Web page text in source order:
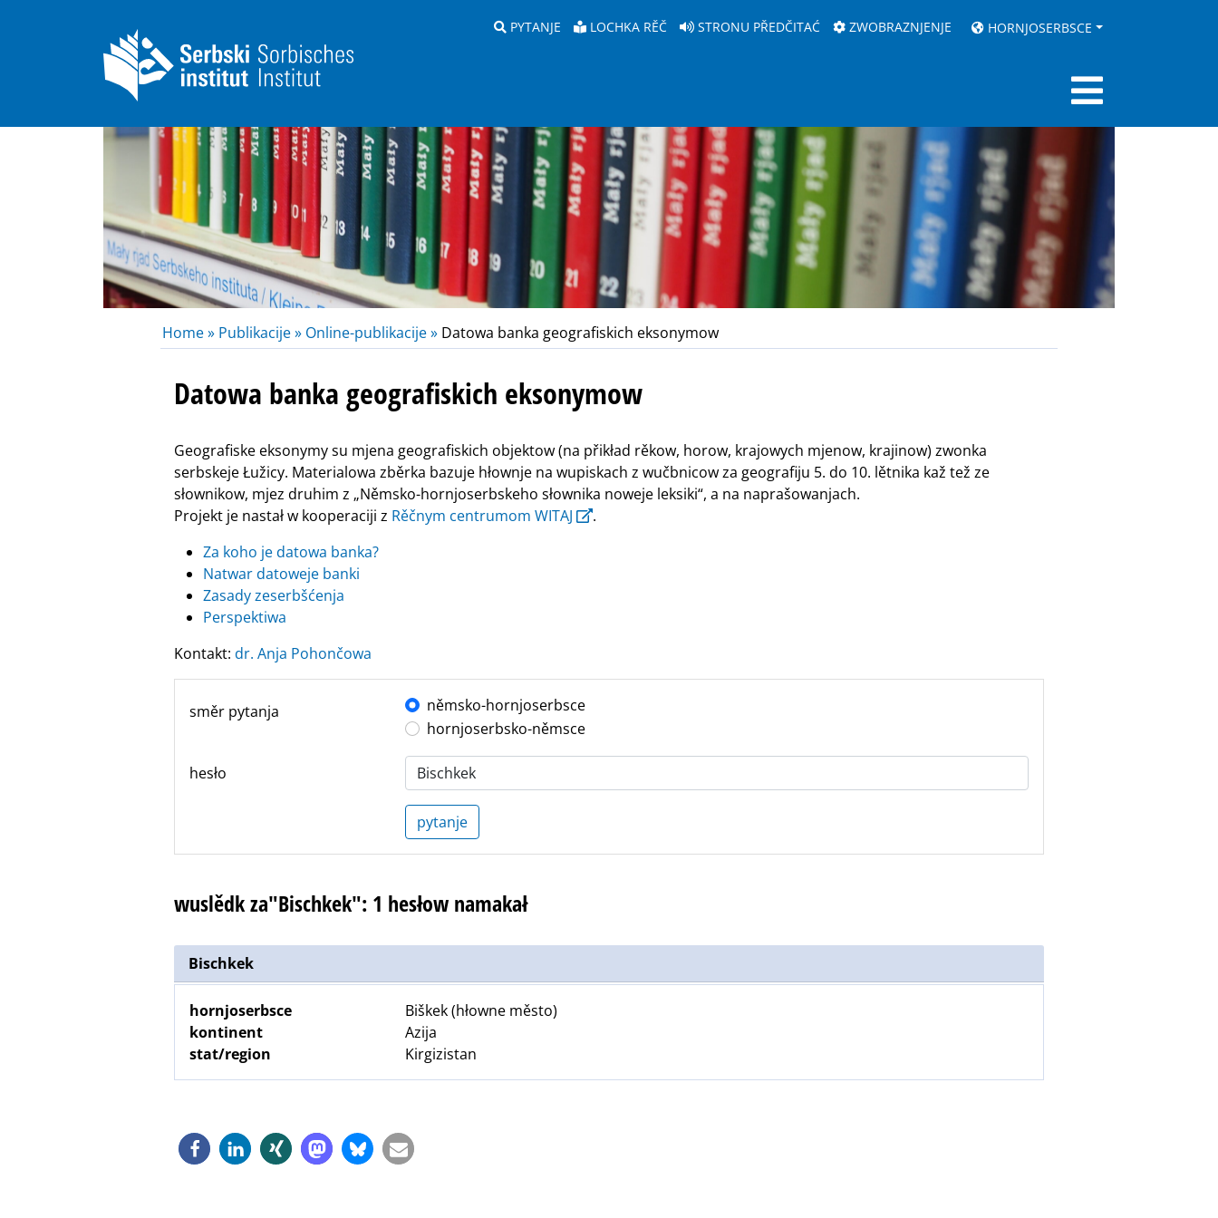
PYTANJE LOCHKA RĚČ STRONU PŘEDČITAĆ ZWOBRAZNJENJE HORNJOSERBSCE
Home » Publikacije » Online-publikacije » Datowa banka geografiskich eksonymow
Datowa banka geografiskich eksonymow
Geografiske eksonymy su mjena geografiskich objektow (na přikład rěkow, horow, krajowych mjenow, krajinow) zwonka
serbskeje Łužicy. Materialowa zběrka bazuje hłownje na wupiskach z wučbnicow za geografiju 5. do 10. lětnika kaž tež ze
słownikow, mjez druhim z „Němsko-hornjoserbskeho słownika noweje leksiki“, a na naprašowanjach.
Projekt je nastał w kooperaciji z Rěčnym centrumom WITAJ
.
Za koho je datowa banka?
Natwar datoweje banki
Zasady zeserbšćenja
Perspektiwa
Kontakt: dr. Anja Pohončowa
směr pytanja
němsko-hornjoserbsce
hornjoserbsko-němsce
hesło
pytanje
wuslědk za"Bischkek": 1 hesłow namakał
Bischkek
hornjoserbsce
Biškek (hłowne město)
kontinent
Azija
stat/region
Kirgizistan